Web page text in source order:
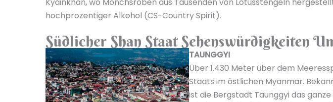
hochprozentiger Alkohol (CS-Country Spirit).
Südlicher Shan Staat Sehenswürdigkeiten
TAUNGGYI
Über 1.430 Meter über dem
Staats im östlichen Myanmar.
ist die Bergstadt Taunggyi das